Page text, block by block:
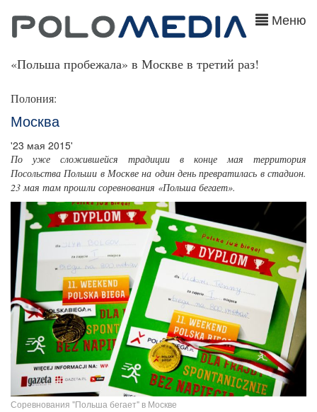
Меню
«Польша пробежала» в Москве в третий раз!
Полония:
Москва
'23 мая 2015'
По уже сложившейся традиции в конце мая территория
Посольства Польши в Москве на один день превратилась в стадион.
23 мая там прошли соревнования «Польша бегает».
Соревнования "Польша бегает" в Москве